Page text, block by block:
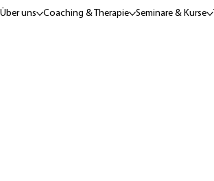
Über uns Coaching & Therapie Seminare & Kurse